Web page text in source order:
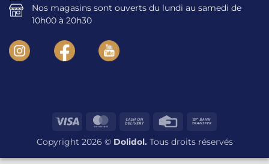
Nos magasins sont ouverts du lundi au samedi de
10h00 à 20h30
Visa MasterCard
Cash
Delivery
Credit
Copyright 2026 © Dolidol.Tous droits réservés